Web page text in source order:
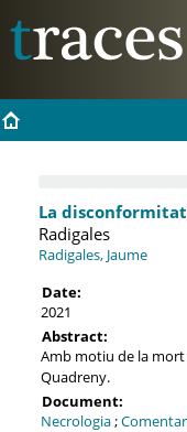
La
Radigales
Radigales, Jaume
Date:
2021
Abstract:
Amb motiu de la mort
Quadreny.
Document:
Necrologia;